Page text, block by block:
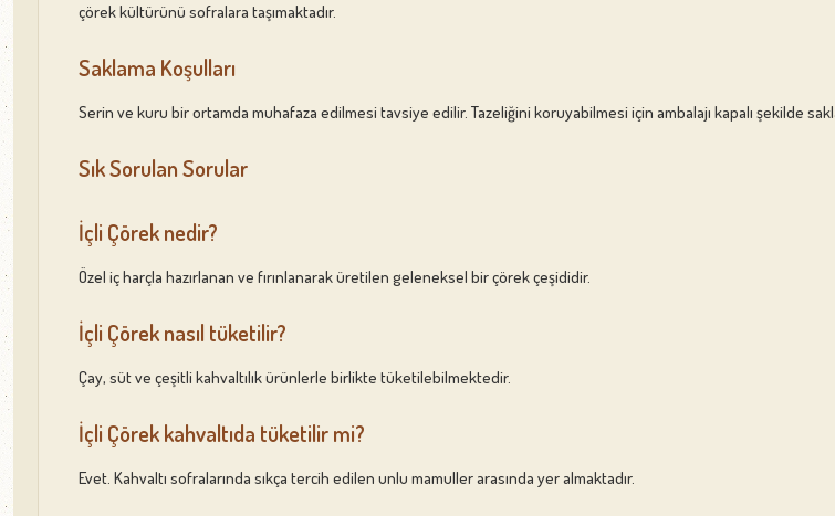
çörek kültürünü sofralara taşımaktadır.
Saklama Koşulları
Serin ve kuru bir ortamda muhafaza edilmesi tavsiye edilir. Tazeliğini koruyabilmesi için ambalajı kapalı şekilde
Sık Sorulan Sorular
İçli Çörek nedir?
Özel iç harçla hazırlanan ve fırınlanarak üretilen geleneksel bir çörek çeşididir.
İçli Çörek nasıl tüketilir?
Çay, süt ve çeşitli kahvaltılık ürünlerle birlikte tüketilebilmektedir.
İçli Çörek kahvaltıda tüketilir mi?
Evet. Kahvaltı sofralarında sıkça tercih edilen unlu mamuller arasında yer almaktadır.